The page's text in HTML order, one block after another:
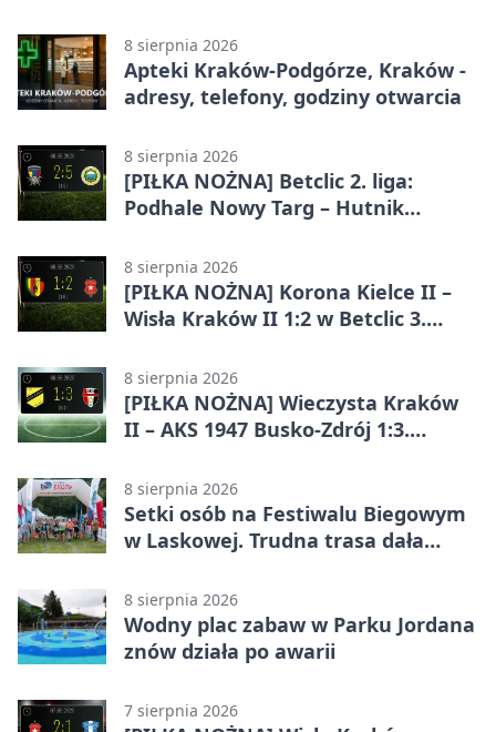
8 sierpnia 2026
Apteki Kraków-Podgórze, Kraków -
adresy, telefony, godziny otwarcia
8 sierpnia 2026
[PIŁKA NOŻNA] Betclic 2. liga:
Podhale Nowy Targ – Hutnik
efektownym zwycięstwem
8 sierpnia 2026
[PIŁKA NOŻNA] Korona Kielce II –
Wisła Kraków II 1:2 w Betclic 3.
odwróciła losy meczu
8 sierpnia 2026
[PIŁKA NOŻNA] Wieczysta Kraków
II – AKS 1947 Busko-Zdrój 1:3.
Liga Grupa 4 (Grupa IV)
8 sierpnia 2026
Setki osób na Festiwalu Biegowym
w Laskowej. Trudna trasa dała
8 sierpnia 2026
Wodny plac zabaw w Parku Jordana
znów działa po awarii
7 sierpnia 2026